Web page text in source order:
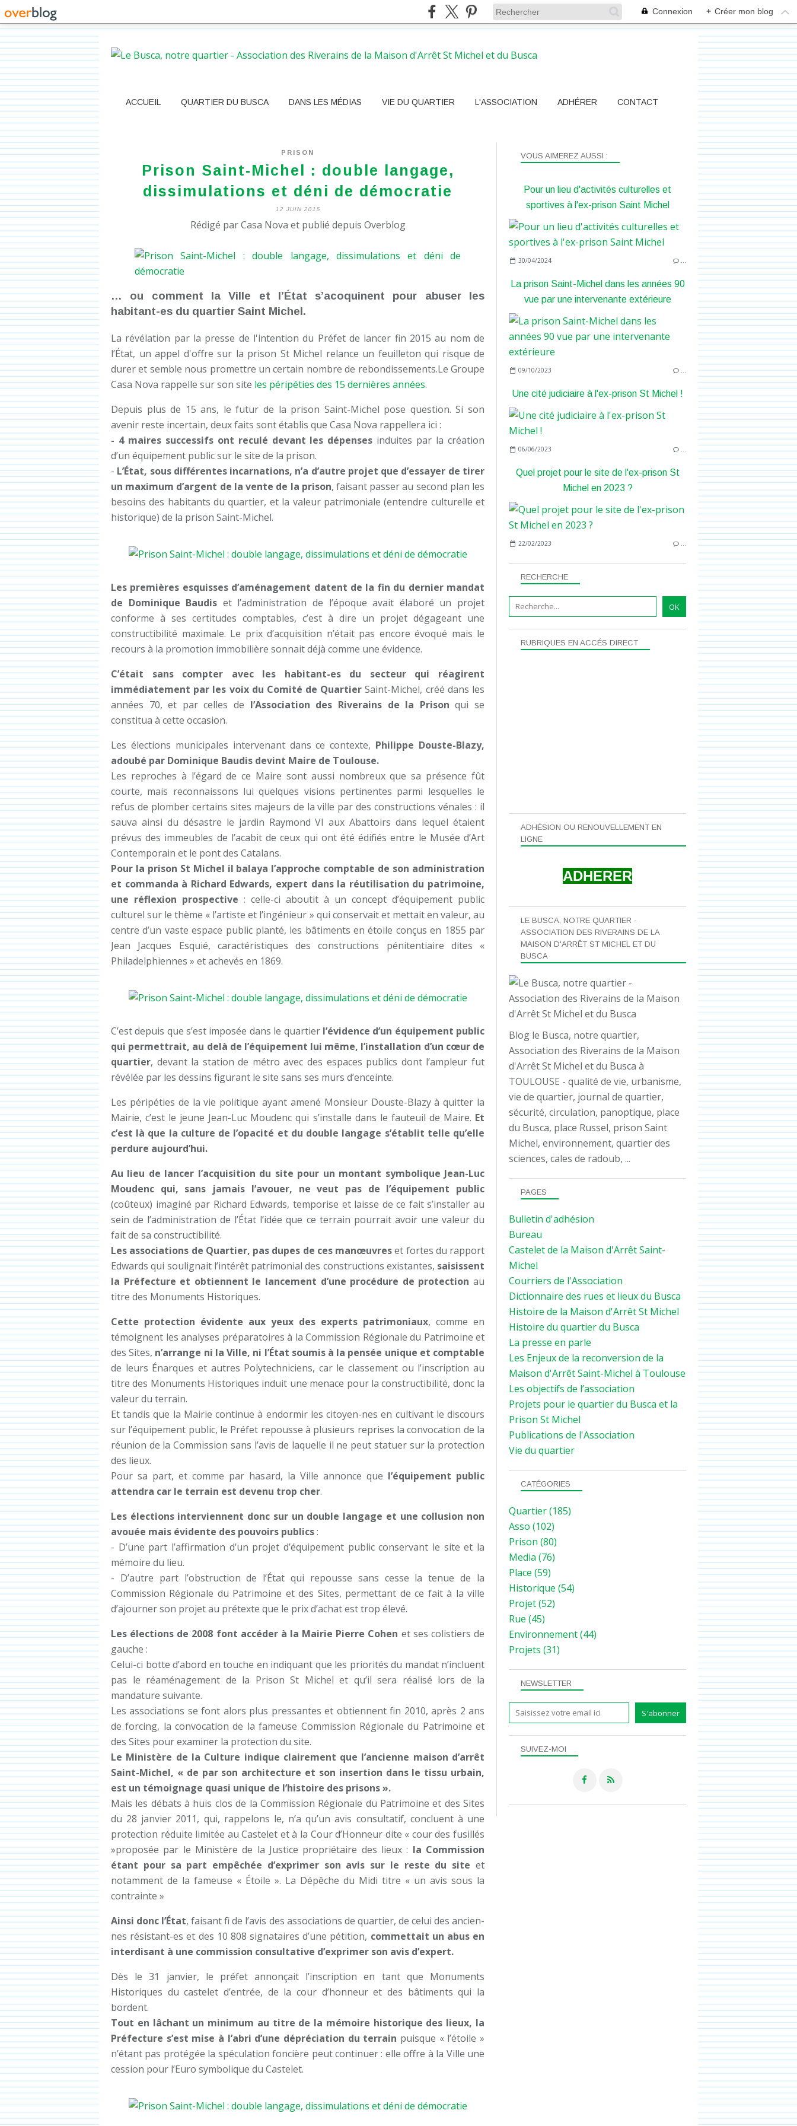
Connexion + Créer mon blog
ACCUEIL QUARTIER DU BUSCA DANS LES MÉDIAS VIE DU QUARTIER L'ASSOCIATION ADHÉRER CONTACT
PRISON
Prison Saint-Michel : double langage,
dissimulations et déni de démocratie
12 JUIN 2015
Rédigé par Casa Nova et publié depuis Overblog
… ou comment la Ville et l’État s’acoquinent pour abuser les
habitant-es du quartier Saint Michel.
La révélation par la presse de l'intention du Préfet de lancer fin 2015 au nom de
l’État, un appel d'offre sur la prison St Michel relance un feuilleton qui risque de
durer et semble nous promettre un certain nombre de rebondissements.Le Groupe
Casa Nova rappelle sur son site les péripéties des 15 dernières années.
Depuis plus de 15 ans, le futur de la prison Saint-Michel pose question. Si son
avenir reste incertain, deux faits sont établis que Casa Nova rappellera ici :
- 4 maires successifs ont reculé devant les dépenses induites par la création
d’un équipement public sur le site de la prison.
- L’État, sous différentes incarnations, n’a d’autre projet que d’essayer de tirer
un maximum d’argent de la vente de la prison, faisant passer au second plan les
besoins des habitants du quartier, et la valeur patrimoniale (entendre culturelle et
historique) de la prison Saint-Michel.
Les premières esquisses d’aménagement datent de la fin du dernier mandat
de Dominique Baudis et l’administration de l’époque avait élaboré un projet
conforme à ses certitudes comptables, c’est à dire un projet dégageant une
constructibilité maximale. Le prix d’acquisition n’était pas encore évoqué mais le
recours à la promotion immobilière sonnait déjà comme une évidence.
C’était sans compter avec les habitant-es du secteur qui réagirent
immédiatement par les voix du Comité de Quartier Saint-Michel, créé dans les
années 70, et par celles de l’Association des Riverains de la Prison qui se
constitua à cette occasion.
Les élections municipales intervenant dans ce contexte, Philippe Douste-Blazy,
adoubé par Dominique Baudis devint Maire de Toulouse.
Les reproches à l’égard de ce Maire sont aussi nombreux que sa présence fût
courte, mais reconnaissons lui quelques visions pertinentes parmi lesquelles le
refus de plomber certains sites majeurs de la ville par des constructions vénales : il
sauva ainsi du désastre le jardin Raymond VI aux Abattoirs dans lequel étaient
prévus des immeubles de l’acabit de ceux qui ont été édifiés entre le Musée d’Art
Contemporain et le pont des Catalans.
Pour la prison St Michel il balaya l’approche comptable de son administration
et commanda à Richard Edwards, expert dans la réutilisation du patrimoine,
une réflexion prospective : celle-ci aboutit à un concept d’équipement public
culturel sur le thème « l’artiste et l’ingénieur » qui conservait et mettait en valeur, au
centre d’un vaste espace public planté, les bâtiments en étoile conçus en 1855 par
Jean Jacques Esquié, caractéristiques des constructions pénitentiaire dites «
Philadelphiennes » et achevés en 1869.
C’est depuis que s’est imposée dans le quartier l’évidence d’un équipement public
qui permettrait, au delà de l’équipement lui même, l’installation d’un cœur de
quartier, devant la station de métro avec des espaces publics dont l’ampleur fut
révélée par les dessins figurant le site sans ses murs d’enceinte.
Les péripéties de la vie politique ayant amené Monsieur Douste-Blazy à quitter la
Mairie, c’est le jeune Jean-Luc Moudenc qui s’installe dans le fauteuil de Maire. Et
c’est là que la culture de l’opacité et du double langage s’établit telle qu’elle
perdure aujourd’hui.
Au lieu de lancer l’acquisition du site pour un montant symbolique Jean-Luc
Moudenc qui, sans jamais l’avouer, ne veut pas de l’équipement public
(coûteux) imaginé par Richard Edwards, temporise et laisse de ce fait s’installer au
sein de l’administration de l’État l’idée que ce terrain pourrait avoir une valeur du
fait de sa constructibilité.
Les associations de Quartier, pas dupes de ces manœuvreset fortes du rapport
Edwards qui soulignait l’intérêt patrimonial des constructions existantes, saisissent
la Préfecture et obtiennent le lancement d’une procédure de protection au
titre des Monuments Historiques.
Cette protection évidente aux yeux des experts patrimoniaux, comme en
témoignent les analyses préparatoires à la Commission Régionale du Patrimoine et
des Sites, n’arrange ni la Ville, ni l’État soumis à la pensée unique et comptable
de leurs Énarques et autres Polytechniciens, car le classement ou l’inscription au
titre des Monuments Historiques induit une menace pour la constructibilité, donc la
valeur du terrain.
Et tandis que la Mairie continue à endormir les citoyen-nes en cultivant le discours
sur l’équipement public, le Préfet repousse à plusieurs reprises la convocation de la
réunion de la Commission sans l’avis de laquelle il ne peut statuer sur la protection
des lieux.
Pour sa part, et comme par hasard, la Ville annonce que l’équipement public
attendra car le terrain est devenu trop cher.
Les élections interviennent donc sur un double langage et une collusion non
avouée mais évidente des pouvoirs publics:
- D’une part l’affirmation d’un projet d’équipement public conservant le site et la
mémoire du lieu.
- D’autre part l’obstruction de l’État qui repousse sans cesse la tenue de la
Commission Régionale du Patrimoine et des Sites, permettant de ce fait à la ville
d’ajourner son projet au prétexte que le prix d’achat est trop élevé.
Les élections de 2008 font accéder à la Mairie Pierre Cohen et ses colistiers de
gauche :
Celui-ci botte d’abord en touche en indiquant que les priorités du mandat n’incluent
pas le réaménagement de la Prison St Michel et qu’il sera réalisé lors de la
mandature suivante.
Les associations se font alors plus pressantes et obtiennent fin 2010, après 2 ans
de forcing, la convocation de la fameuse Commission Régionale du Patrimoine et
des Sites pour examiner la protection du site.
Le Ministère de la Culture indique clairement que l’ancienne maison d’arrêt
Saint-Michel, « de par son architecture et son insertion dans le tissu urbain,
est un témoignage quasi unique de l’histoire des prisons ».
Mais les débats à huis clos de la Commission Régionale du Patrimoine et des Sites
du 28 janvier 2011, qui, rappelons le, n’a qu’un avis consultatif, concluent à une
protection réduite limitée au Castelet et à la Cour d’Honneur dite « cour des fusillés
»proposée par le Ministère de la Justice propriétaire des lieux : la Commission
étant pour sa part empêchée d’exprimer son avis sur le reste du site et
notamment de la fameuse « Étoile ». La Dépêche du Midi titre « un avis sous la
contrainte »
Ainsi donc l’État, faisant fi de l’avis des associations de quartier, de celui des ancien-
nes résistant-es et des 10 808 signataires d’une pétition, commettait un abus en
interdisant à une commission consultative d’exprimer son avis d’expert.
Dès le 31 janvier, le préfet annonçait l’inscription en tant que Monuments
Historiques du castelet d’entrée, de la cour d’honneur et des bâtiments qui la
bordent.
Tout en lâchant un minimum au titre de la mémoire historique des lieux, la
Préfecture s’est mise à l’abri d’une dépréciation du terrain puisque « l’étoile »
n’étant pas protégée la spéculation foncière peut continuer : elle offre à la Ville une
cession pour l’Euro symbolique du Castelet.
NEWSLETTER
SUIVEZ-MOI
RECHERCHE
LE BUSCA, NOTRE QUARTIER -
ASSOCIATION DES RIVERAINS DE LA
MAISON D'ARRÊT ST MICHEL ET DU
BUSCA
Blog le Busca, notre quartier,
Association des Riverains de la Maison
d'Arrêt St Michel et du Busca à
TOULOUSE - qualité de vie, urbanisme,
vie de quartier, journal de quartier,
sécurité, circulation, panoptique, place
du Busca, place Russel, prison Saint
Michel, environnement, quartier des
sciences, cales de radoub, ...
VOUS AIMEREZ AUSSI :
Pour un lieu d'activités culturelles et
sportives à l'ex-prison Saint Michel
30/04/2024 …
La prison Saint-Michel dans les années 90
vue par une intervenante extérieure
09/10/2023 …
Une cité judiciaire à l'ex-prison St Michel !
06/06/2023 …
Quel projet pour le site de l'ex-prison St
Michel en 2023 ?
22/02/2023 …
PAGES
Bulletin d'adhésion
Bureau
Castelet de la Maison d'Arrêt Saint-
Michel
Courriers de l'Association
Dictionnaire des rues et lieux du Busca
Histoire de la Maison d'Arrêt St Michel
Histoire du quartier du Busca
La presse en parle
Les Enjeux de la reconversion de la
Maison d'Arrêt Saint-Michel à Toulouse
Les objectifs de l’association
Projets pour le quartier du Busca et la
Prison St Michel
Publications de l'Association
Vie du quartier
CATÉGORIES
Quartier(185)
Asso (102)
Prison (80)
Media (76)
Place (59)
Historique (54)
Projet(52)
Rue (45)
Environnement(44)
Projets (31)
ADHÉSION OU RENOUVELLEMENT EN
LIGNE
ADHERER
RUBRIQUES EN ACCÉS DIRECT